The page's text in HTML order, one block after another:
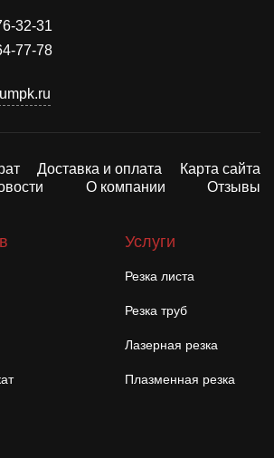
32-31
77-78
Доставка и оплата
Карта сайта
О компании Отзывы
Услуги
Резка листа
Резка труб
Лазерная резка
Плазменная резка